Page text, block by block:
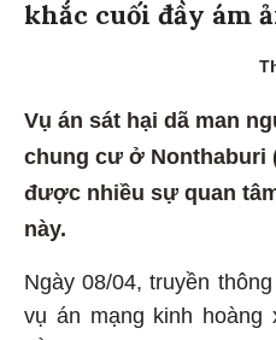
khắc cuối đầy ám
Vụ án sát hại dã man
chung cư ở Nonthaburi
được nhiều sự quan
này.
Ngày 08/04, truyền
vụ án mạng kinh